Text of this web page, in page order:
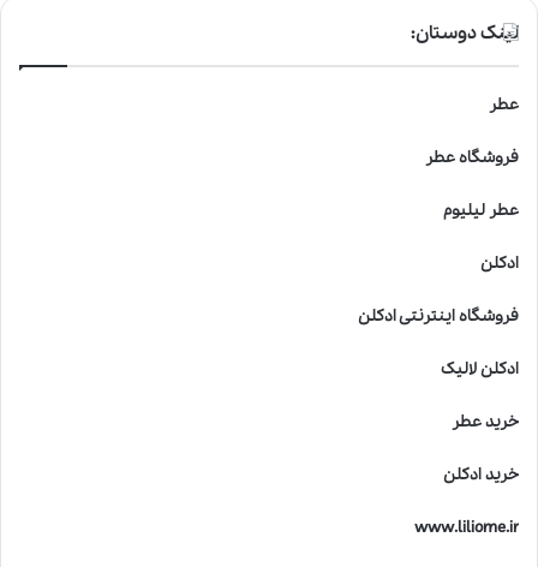
لینک دوستان:
عطر
فروشگاه عطر
عطر لیلیوم
ادکلن
فروشگاه اینترنتی ادکلن
ادکلن لالیک
خرید عطر
خرید ادکلن
www.liliome.ir